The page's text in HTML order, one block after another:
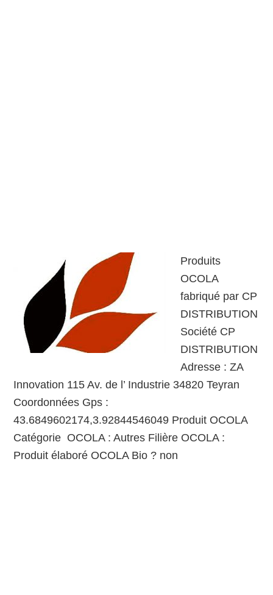
Produits
OCOLA
fabriqué par CP
DISTRIBUTION
Société CP
DISTRIBUTION
Adresse : ZA
Innovation 115 Av. de l’ Industrie 34820 Teyran
Coordonnées Gps :
43.6849602174,3.92844546049 Produit OCOLA
Catégorie OCOLA : Autres Filière OCOLA :
Produit élaboré OCOLA Bio ? non